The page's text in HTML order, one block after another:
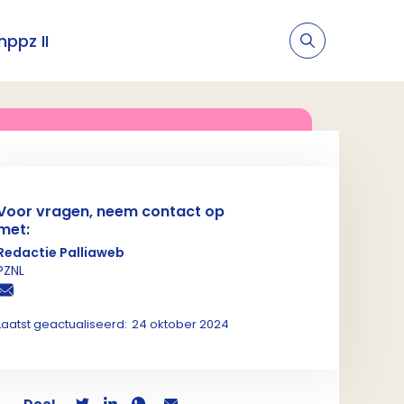
II
vragen, neem contact op
Palliaweb
geactualiseerd: 24 oktober 2024